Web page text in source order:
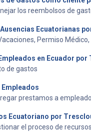
los reembolsos de
Ecuatorianas
Permiso
en Ecuador por
de gastos
prestamos a
Ecuatoriano por
el proceso de